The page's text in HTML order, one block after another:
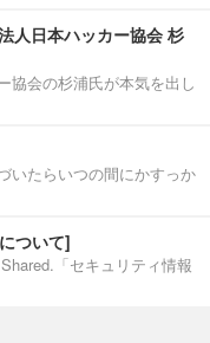
人日本ハッカー協会 杉
協会の杉浦氏が本気を出し
いたらいつの間にかすっか
ついて]
「セキュリティ情報